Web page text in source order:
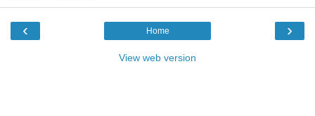
‹ ›
Home
View web version